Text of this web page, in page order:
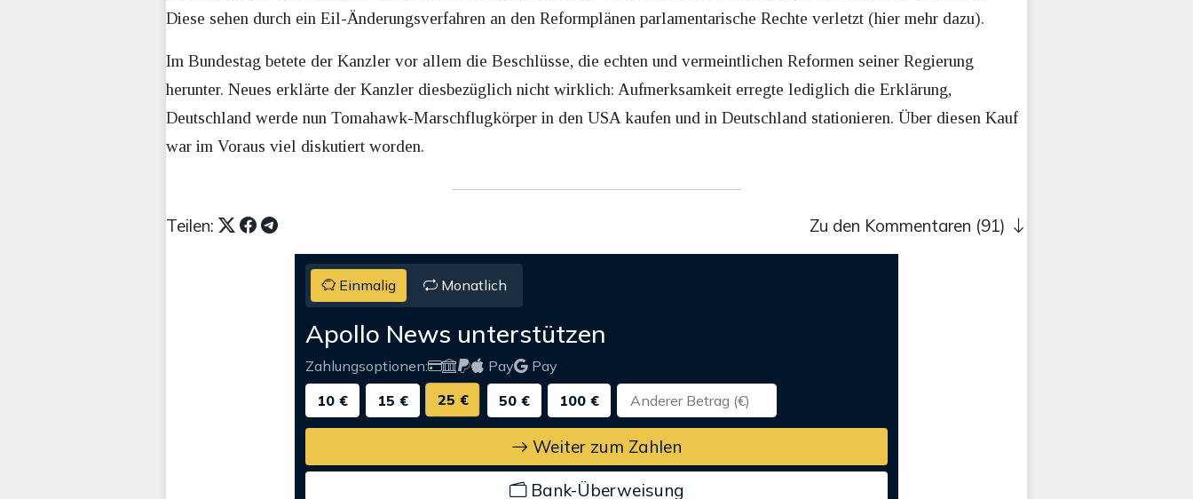
Diese sehen durch ein Eil-Änderungsverfahren an den Reformplänen parlamentarische Rechte verletzt (hier mehr dazu).
Im Bundestag betete der Kanzler vor allem die Beschlüsse, die echten und vermeintlichen Reformen seiner Regierung
herunter. Neues erklärte der Kanzler diesbezüglich nicht wirklich: Aufmerksamkeit erregte lediglich die Erklärung,
Deutschland werde nun Tomahawk-Marschflugkörper in den USA kaufen und in Deutschland stationieren. Über diesen Kauf
war im Voraus viel diskutiert worden.
Teilen: Zu den Kommentaren (91)
Einmalig Monatlich
Apollo News unterstützen
Zahlungsoptionen: Pay
Pay
10 €
15 € 25 € 50 € 100 €
Weiter zum Zahlen
Bank-Überweisung